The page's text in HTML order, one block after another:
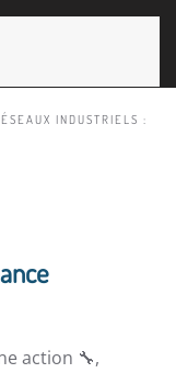
INDUSTRIELS :
action 🔧,